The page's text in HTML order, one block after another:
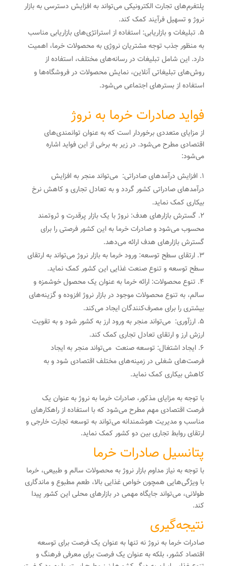
پلتفرم‌های تجارت الکترونیکی می‌تواند به افزایش دسترسی به بازار
نروژ و تسهیل فرآیند کمک کند.
تبلیغات و بازاریابی: استفاده از استراتژی‌های بازاریابی مناسب
به منظور جذب توجه مشتریان نروژی به محصولات خرما، اهمیت
دارد. این شامل تبلیغات در رسانه‌های مختلف، استفاده از
روش‌های تبلیغاتی آنلاین، نمایش محصولات در فروشگاه‌ها و
استفاده از بسترهای اجتماعی می‌شود.
فواید صادرات خرما به نروژ
از مزایای متعددی برخوردار است که به عنوان توانمندی‌های
اقتصادی مطرح می‌شود. در زیر به برخی از این فواید اشاره
می‌شود:
افزایش درآمدهای صادراتی: می‌تواند منجر به افزایش
درآمدهای صادراتی کشور گردد و به تعادل تجاری و کاهش نرخ
بیکاری کمک نماید.
گسترش بازارهای هدف: نروژ با یک بازار پرقدرت و ثروتمند
محسوب می‌شود و صادرات خرما به این کشور فرصتی را برای
گسترش بازارهای هدف ارائه می‌دهد.
ارتقای سطح توسعه: ورود خرما به بازار نروژ می‌تواند به ارتقای
سطح توسعه و تنوع صنعت غذایی این کشور کمک نماید.
تنوع محصولات: ارائه خرما به عنوان یک محصول خوشمزه و
سالم، به تنوع محصولات موجود در بازار نروژ افزوده و گزینه‌های
بیشتری را برای مصرف‌کنندگان ایجاد می‌کند.
ارزآوری: می‌تواند منجر به ورود ارز به کشور شود و به تقویت
ارزش ارز و ارتقای تعادل تجاری کمک کند.
ایجاد اشتغال: توسعه صنعت می‌تواند منجر به ایجاد
فرصت‌های شغلی در زمینه‌های مختلف اقتصادی شود و به
کاهش بیکاری کمک نماید.
با توجه به مزایای مذکور، صادرات خرما به نروژ به عنوان یک
فرصت اقتصادی مهم مطرح می‌شود که با استفاده از راهکارهای
مناسب و مدیریت هوشمندانه می‌تواند به توسعه تجارت خارجی و
ارتقای روابط تجاری بین دو کشور کمک نماید.
پتانسیل صادرات خرما
با توجه به نیاز مداوم بازار نروژ به محصولات سالم و طبیعی، خرما
با ویژگی‌هایی همچون خواص غذایی بالا، طعم مطبوع و ماندگاری
طولانی، می‌تواند جایگاه مهمی در بازارهای محلی این کشور پیدا
کند.
نتیجه‌گیری
صادرات خرما به نروژ نه تنها به عنوان یک فرصت برای توسعه
اقتصاد کشور، بلکه به عنوان یک فرصت برای معرفی فرهنگ و